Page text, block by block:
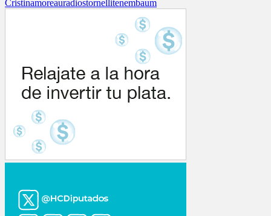
Cristinamoreauradiostornellitenembaum